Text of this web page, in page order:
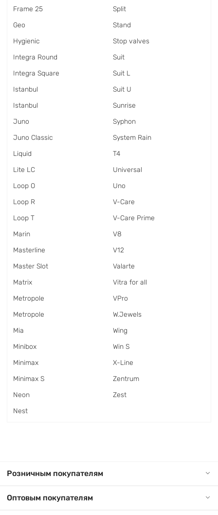
Frame 25
Geo
Hygienic
Integra Round
Integra Square
Istanbul
Istanbul
Juno
Juno Classic
Liquid
Lite LC
Loop O
Loop R
Loop T
Marin
Masterline
Master Slot
Matrix
Metropole
Metropole
Mia
Minibox
Minimax
Minimax S
Neon
Nest
Split
Stand
Stop valves
Suit
Suit L
Suit U
Sunrise
Syphon
System Rain
T4
Universal
Uno
V-Care
V-Care Prime
V8
V12
Valarte
Vitra for all
VPro
W.Jewels
Wing
Win S
X-Line
Zentrum
Zest
Розничным покупателям
Оптовым покупателям